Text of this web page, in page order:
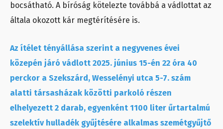
bocsátható. A bíróság kötelezte továbbá a vádlottat az
általa okozott kár megtérítésére is.
Az ítélet tényállása szerint a negyvenes évei
közepén járó vádlott 2025. június 15-én 22 óra 40
perckor a Szekszárd, Wesselényi utca 5-7. szám
alatti társasházak közötti parkoló részen
elhelyezett 2 darab, egyenként 1100 liter űrtartalmú
szelektív hulladék gyűjtésére alkalmas szemétgyűjtő